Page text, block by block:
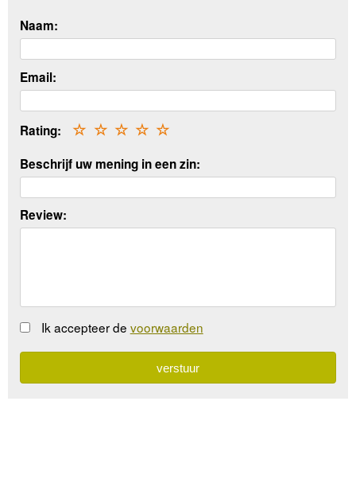
Naam:
Email:
Rating: ☆
☆
☆
☆
☆
Beschrijf uw mening in een zin:
Review:
Ik accepteer de voorwaarden